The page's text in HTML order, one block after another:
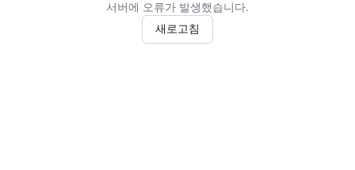
서버에 오류가 발생했습니다.
새로고침